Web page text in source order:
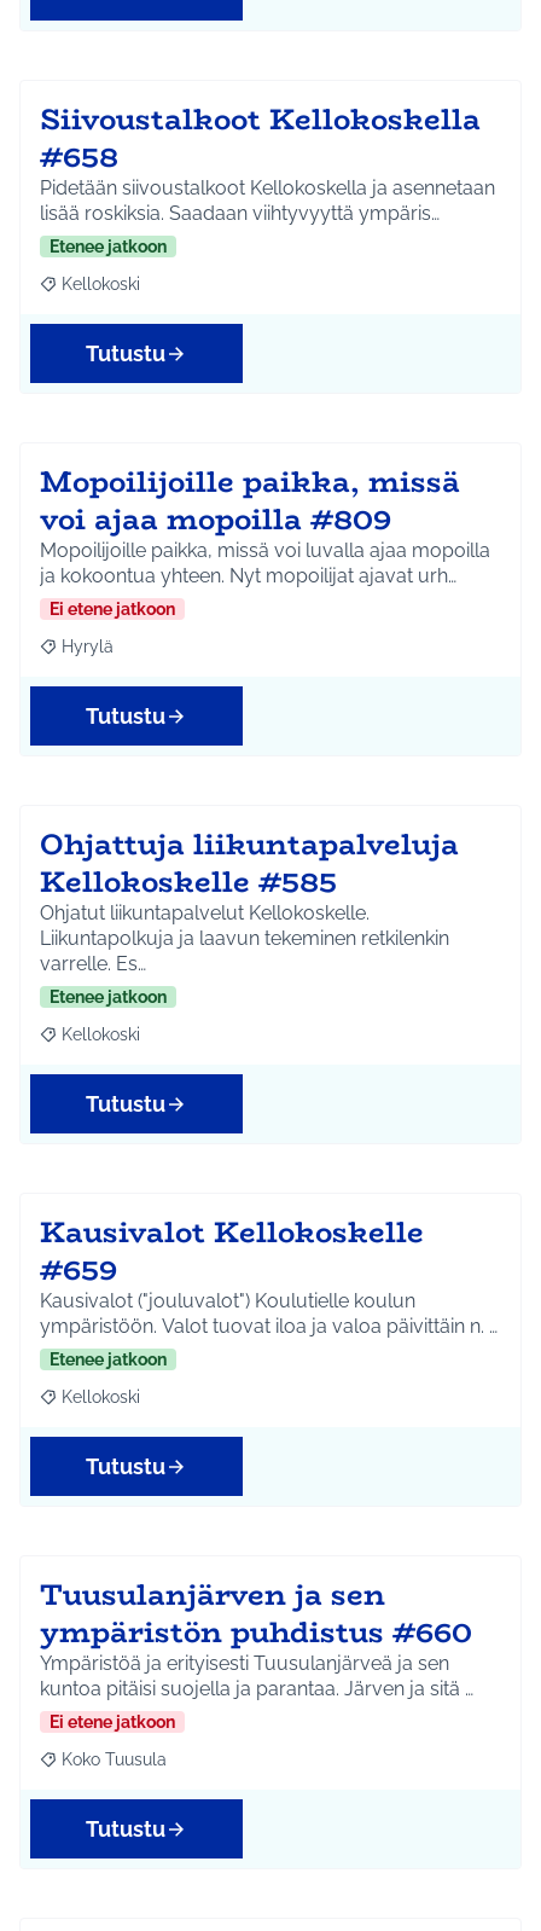
Siivoustalkoot Kellokoskella
#658
Pidetään siivoustalkoot Kellokoskella ja asennetaan
lisää roskiksia. Saadaan viihtyvyyttä ympäris…
Etenee jatkoon
Rajaa tulokset aihepiirin mukaan: Kellokoski
Kellokoski
Tutustu
Mopoilijoille paikka, missä
voi ajaa mopoilla #809
Mopoilijoille paikka, missä voi luvalla ajaa mopoilla
ja kokoontua yhteen. Nyt mopoilijat ajavat urh…
Ei etene jatkoon
Rajaa tulokset aihepiirin mukaan: Hyrylä
Hyrylä
Tutustu
Ohjattuja liikuntapalveluja
Kellokoskelle #585
Ohjatut liikuntapalvelut Kellokoskelle.
Liikuntapolkuja ja laavun tekeminen retkilenkin
varrelle. Es…
Etenee jatkoon
Rajaa tulokset aihepiirin mukaan: Kellokoski
Kellokoski
Tutustu
Kausivalot Kellokoskelle
#659
Kausivalot ("jouluvalot") Koulutielle koulun
ympäristöön. Valot tuovat iloa ja valoa päivittäin n. …
Etenee jatkoon
Rajaa tulokset aihepiirin mukaan: Kellokoski
Kellokoski
Tutustu
Tuusulanjärven ja sen
ympäristön puhdistus #660
Ympäristöä ja erityisesti Tuusulanjärveä ja sen
kuntoa pitäisi suojella ja parantaa. Järven ja sitä …
Ei etene jatkoon
Rajaa tulokset aihepiirin mukaan: Koko Tuusula
Koko Tuusula
Tutustu